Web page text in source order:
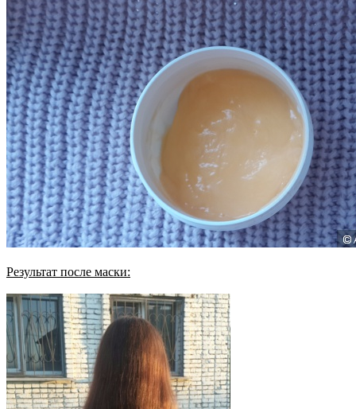
Результат после маски: